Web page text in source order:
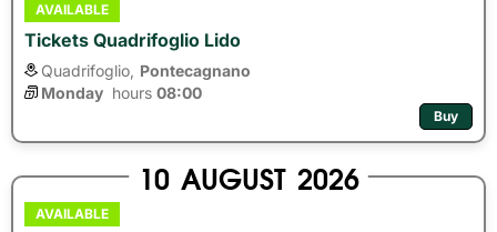
AVAILABLE
Tickets Quadrifoglio Lido
Quadrifoglio, Pontecagnano
Monday hours 08:00
Buy
10 AUGUST 2026
AVAILABLE